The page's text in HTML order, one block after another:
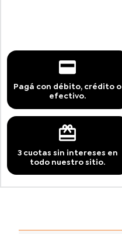
Pagá con débito, crédito o
efectivo.
3 cuotas sin intereses en
todo nuestro sitio.